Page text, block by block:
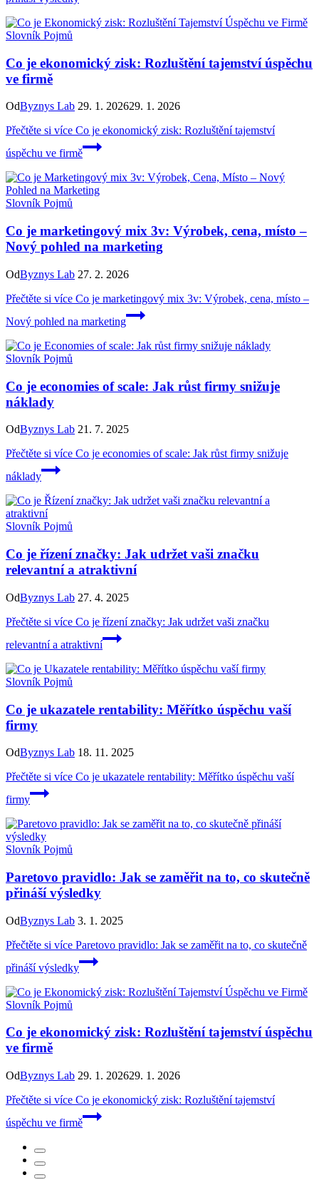
Slovník Pojmů
Co je ekonomický zisk: Rozluštění tajemství úspěchu
ve firmě
OdByznys Lab 29. 1. 202629. 1. 2026
Přečtěte si více Co je ekonomický zisk: Rozluštění tajemství
úspěchu ve firmě
Slovník Pojmů
Co je marketingový mix 3v: Výrobek, cena, místo –
Nový pohled na marketing
OdByznys Lab 27. 2. 2026
Přečtěte si více Co je marketingový mix 3v: Výrobek, cena, místo –
Nový pohled na marketing
Slovník Pojmů
Co je economies of scale: Jak růst firmy snižuje
náklady
OdByznys Lab 21. 7. 2025
Přečtěte si více Co je economies of scale: Jak růst firmy snižuje
náklady
Slovník Pojmů
Co je řízení značky: Jak udržet vaši značku
relevantní a atraktivní
OdByznys Lab 27. 4. 2025
Přečtěte si více Co je řízení značky: Jak udržet vaši značku
relevantní a atraktivní
Slovník Pojmů
Co je ukazatele rentability: Měřítko úspěchu vaší
firmy
OdByznys Lab 18. 11. 2025
Přečtěte si více Co je ukazatele rentability: Měřítko úspěchu vaší
firmy
Slovník Pojmů
Paretovo pravidlo: Jak se zaměřit na to, co skutečně
přináší výsledky
OdByznys Lab 3. 1. 2025
Přečtěte si více Paretovo pravidlo: Jak se zaměřit na to, co skutečně
přináší výsledky
Slovník Pojmů
Co je ekonomický zisk: Rozluštění tajemství úspěchu
ve firmě
OdByznys Lab 29. 1. 202629. 1. 2026
Přečtěte si více Co je ekonomický zisk: Rozluštění tajemství
úspěchu ve firmě